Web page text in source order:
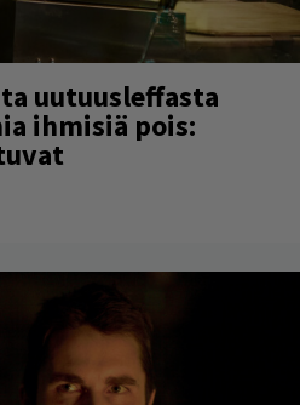
uutuusleffasta
ihmisiä pois: